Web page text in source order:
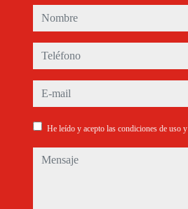
nombre
teléfono
e-mail
He leído y acepto las condiciones de uso y
mensaje